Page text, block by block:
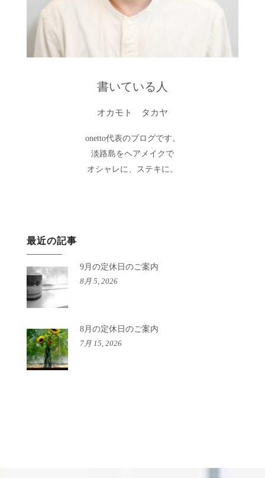
書いている人
オカモト タカヤ
onetto代表のブログです。
淡路島をヘアメイクで
オシャレに、ステキに。
最近の記事
9月の定休日のご案内
8月 5, 2026
8月の定休日のご案内
7月 15, 2026